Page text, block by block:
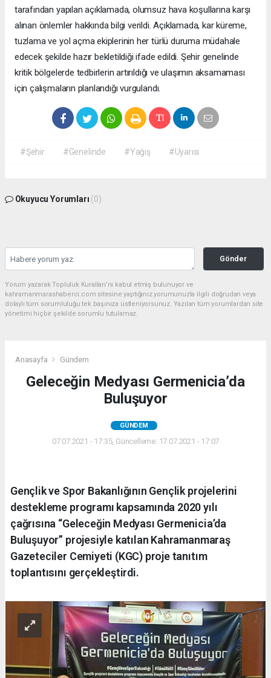
tarafından yapılan açıklamada, olumsuz hava koşullarına karşı
alınan önlemler hakkında bilgi verildi. Açıklamada, kar küreme,
tuzlama ve yol açma ekiplerinin her türlü duruma müdahale
edecek şekilde hazır bekletildiği ifade edildi. Şehir genelinde
kritik bölgelerde tedbirlerin artırıldığı ve ulaşımın aksamaması
için çalışmaların planlandığı vurgulandı.
#Şehir #Genelinde #Yağış #Uyarısı
Okuyucu Yorumları (0)
Gönder
Yorum yazarak Topluluk Kuralları’nı kabul etmiş bulunuyor ve
kahramanmarashaberci.com sitesine yaptığınız yorumunuzla ilgili doğrudan veya
dolaylı tüm sorumluluğu tek başınıza üstleniyorsunuz. Yazılan tüm yorumlardan site
yönetimi hiçbir şekilde sorumlu tutulamaz.
Anasayfa Gündem
Geleceğin Medyası Germenicia’da
Buluşuyor
GÜNDEM
07.07.2021 - 17:35, Güncelleme: 17.07.2021 - 17:07
Gençlik ve Spor Bakanlığının Gençlik projelerini
destekleme programı kapsamında 2020 yılı
çağrısına “Geleceğin Medyası Germenicia’da
Buluşuyor” projesiyle katılan Kahramanmaraş
Gazeteciler Cemiyeti (KGC) proje tanıtım
toplantısını gerçekleştirdi.